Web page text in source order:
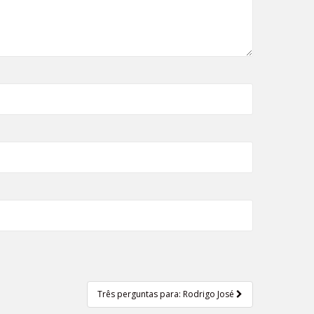
Três perguntas para: Rodrigo José